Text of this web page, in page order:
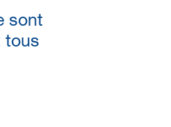
sont
tous